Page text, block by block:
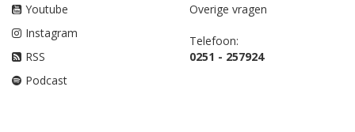
Youtube
Instagram
RSS
Podcast
Overige vragen
Telefoon:
0251 - 257924